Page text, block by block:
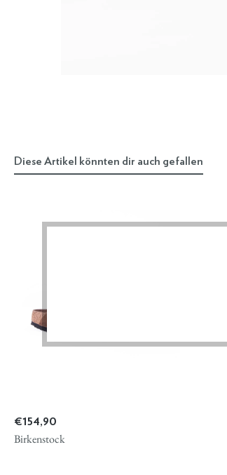
Diese Artikel könnten dir auch gefallen
€ 154,90
Birkenstock